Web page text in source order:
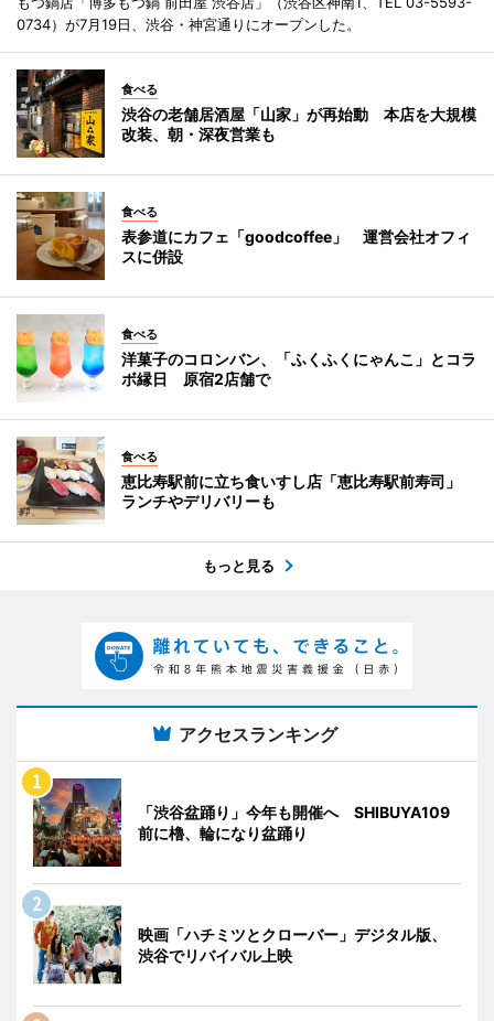
0734）が7月19日、渋谷・神宮通りにオープンした。
食べる
渋谷の老舗居酒屋「山家」が再始動 本店を大規模
改装、朝・深夜営業も
食べる
表参道にカフェ「goodcoffee」 運営会社オフィ
スに併設
食べる
洋菓子のコロンバン、「ふくふくにゃんこ」とコラ
ボ縁日 原宿2店舗で
食べる
恵比寿駅前に立ち食いすし店「恵比寿駅前寿司」
ランチやデリバリーも
もっと見る
アクセスランキング
「渋谷盆踊り」今年も開催へ SHIBUYA109
前に櫓、輪になり盆踊り
映画「ハチミツとクローバー」デジタル版、
渋谷でリバイバル上映